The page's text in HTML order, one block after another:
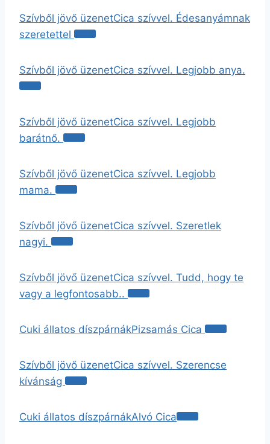
Szívből jövő üzenetCica szívvel. Édesanyámnak
szeretettel
Szívből jövő üzenetCica szívvel. Legjobb anya.
Szívből jövő üzenetCica szívvel. Legjobb
barátnő.
Szívből jövő üzenetCica szívvel. Legjobb
mama.
Szívből jövő üzenetCica szívvel. Szeretlek
nagyi.
Szívből jövő üzenetCica szívvel. Tudd, hogy te
vagy a legfontosabb..
Cuki állatos díszpárnákPizsamás Cica
Szívből jövő üzenetCica szívvel. Szerencse
kívánság
Cuki állatos díszpárnákAlvó Cica